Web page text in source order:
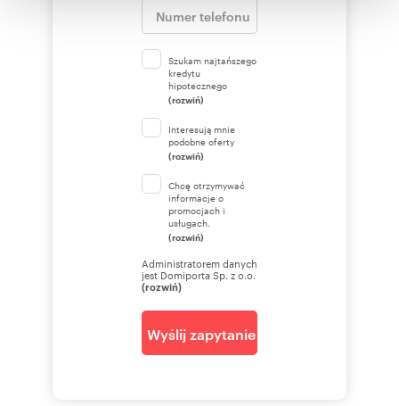
korzystania z ich usług.
Szukam najtańszego
kredytu
hipotecznego
(rozwiń)
Interesują mnie
podobne oferty
(rozwiń)
Chcę otrzymywać
informacje o
promocjach i
usługach.
(rozwiń)
Administratorem danych
jest Domiporta Sp. z o.o.
(rozwiń)
Wyślij zapytanie